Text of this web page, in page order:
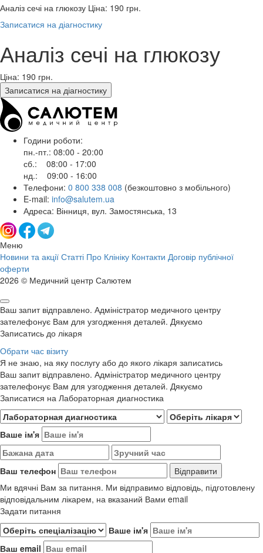
Аналіз сечі на глюкозу Ціна: 190 грн.
Записатися на діагностику
Аналіз сечі на глюкозу
Ціна: 190 грн.
Записатися на діагностику
Години роботи:
пн.-пт.: 08:00 - 20:00
сб.: 08:00 - 17:00
нд.: 09:00 - 16:00
Телефони: 0 800 338 008 (безкоштовно з мобільного)
E-mail: info@salutem.ua
Адреса: Вінниця, вул. Замостянська, 13
Меню
Новини та акції Статті Про Клініку Контакти Договір публічної
оферти
2026 © Медичний центр Салютем
Ваш запит відправлено. Адміністратор медичного центру
зателефонує Вам для узгодження деталей. Дякуємо
Записатись до лікаря
Обрати час візиту
Я не знаю, на яку послугу або до якого лікаря записатись
Ваш запит відправлено. Адміністратор медичного центру
зателефонує Вам для узгодження деталей. Дякуємо
Записатися на Лабораторная диагностика
Ваше ім'я
Ваш телефон
Ми вдячні Вам за питання. Ми відправимо відповідь, підготовлену
відповідальним лікарем, на вказаний Вами email
Задати питання
Ваше ім'я
Ваш email